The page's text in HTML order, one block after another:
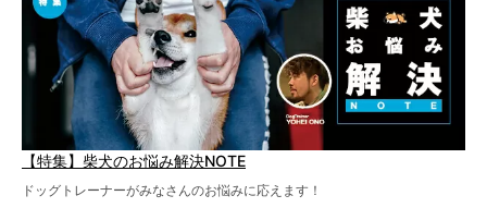
【特集】柴犬のお悩み解決NOTE
ドッグトレーナーがみなさんのお悩みに応えます！